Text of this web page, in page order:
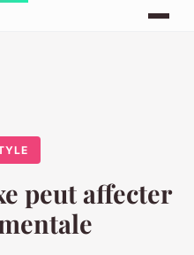
peut affecter